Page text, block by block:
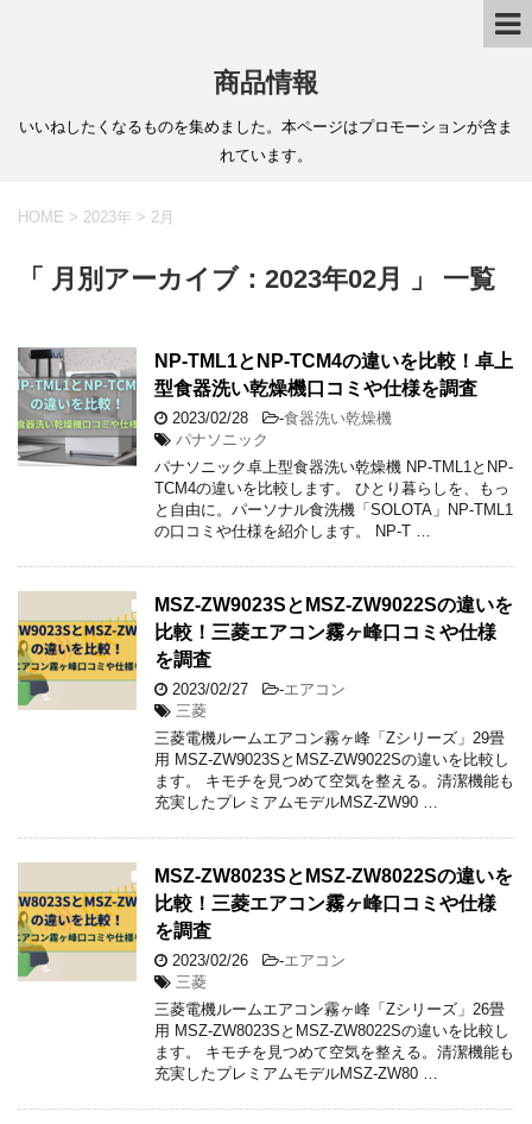
商品情報
いいねしたくなるものを集めました。本ページはプロモーションが含ま
れています。
HOME > 2023年 > 2月
「 月別アーカイブ：2023年02月 」 一覧
NP-TML1とNP-TCM4の違いを比較！卓上
型食器洗い乾燥機口コミや仕様を調査
2023/02/28 -食器洗い乾燥機
パナソニック
パナソニック卓上型食器洗い乾燥機 NP-TML1とNP-
TCM4の違いを比較します。 ひとり暮らしを、もっ
と自由に。パーソナル食洗機「SOLOTA」NP-TML1
の口コミや仕様を紹介します。 NP-T …
MSZ-ZW9023SとMSZ-ZW9022Sの違いを
比較！三菱エアコン霧ヶ峰口コミや仕様
を調査
2023/02/27 -エアコン
三菱
三菱電機ルームエアコン霧ヶ峰「Zシリーズ」29畳
用 MSZ-ZW9023SとMSZ-ZW9022Sの違いを比較し
ます。 キモチを見つめて空気を整える。清潔機能も
充実したプレミアムモデルMSZ-ZW90 …
MSZ-ZW8023SとMSZ-ZW8022Sの違いを
比較！三菱エアコン霧ヶ峰口コミや仕様
を調査
2023/02/26 -エアコン
三菱
三菱電機ルームエアコン霧ヶ峰「Zシリーズ」26畳
用 MSZ-ZW8023SとMSZ-ZW8022Sの違いを比較し
ます。 キモチを見つめて空気を整える。清潔機能も
充実したプレミアムモデルMSZ-ZW80 …